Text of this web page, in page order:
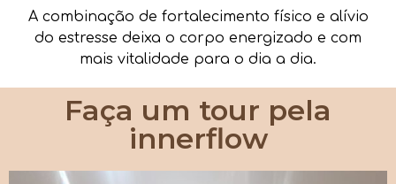
A combinação de fortalecimento físico e alívio
do estresse deixa o corpo energizado e com
mais vitalidade para o dia a dia.
Faça um tour pela
innerflow